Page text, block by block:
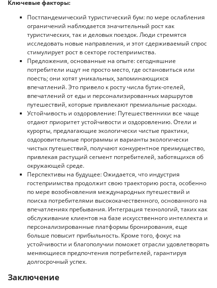
Ключевые факторы:
Постпандемический туристический бум: по мере ослабления
ограничений наблюдается значительный рост как
туристических, так и деловых поездок. Люди стремятся
исследовать новые направления, и этот сдерживаемый спрос
стимулирует рост в секторе гостеприимства.
Предложения, основанные на опыте: сегодняшние
потребители ищут не просто место, где остановиться или
поесть; они хотят уникальных, запоминающихся
впечатлений. Это привело к росту числа бутик-отелей,
впечатлений от еды и персонализированных маршрутов
путешествий, которые привлекают премиальные расходы.
Устойчивость и оздоровление: Путешественники все чаще
отдают приоритет устойчивости и оздоровлению. Отели и
курорты, предлагающие экологически чистые практики,
оздоровительные программы и варианты экологически
чистых путешествий, получают конкурентное преимущество,
привлекая растущий сегмент потребителей, заботящихся об
окружающей среде.
Перспективы на будущее: Ожидается, что индустрия
гостеприимства продолжит свою траекторию роста, особенно
по мере возобновления международных путешествий и
поиска потребителями высококачественного, основанного на
впечатлениях пребывания. Интеграция технологий, таких как
обслуживание клиентов на базе искусственного интеллекта и
персонализированные платформы бронирования, еще
больше повысит прибыльность. Кроме того, фокус на
устойчивости и благополучии поможет отрасли удовлетворять
меняющиеся предпочтения потребителей, гарантируя
долгосрочный успех.
Заключение